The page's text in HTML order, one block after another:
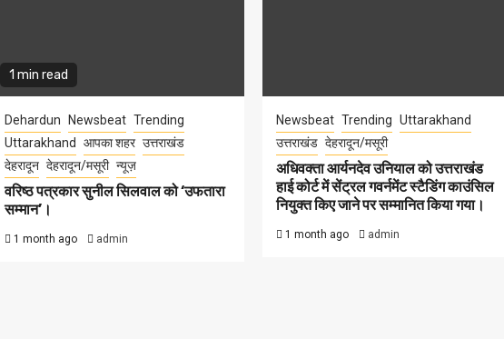
1 min read
Dehardun Newsbeat Trending
Uttarakhand
आपका शहर उत्तराखंड
देहरादून देहरादून/मसूरी न्यूज़
वरिष्ठ पत्रकार सुनील सिलवाल को ‘उफतारा
सम्मान’।
1 month ago admin
Newsbeat Trending Uttarakhand
उत्तराखंड देहरादून/मसूरी
अधिवक्ता आर्यनदेव उनियाल को उत्तराखंड
हाई कोर्ट में सेंट्रल गवर्नमेंट स्टैडिंग काउंसिल
नियुक्त किए जाने पर सम्मानित किया गया।
1 month ago admin